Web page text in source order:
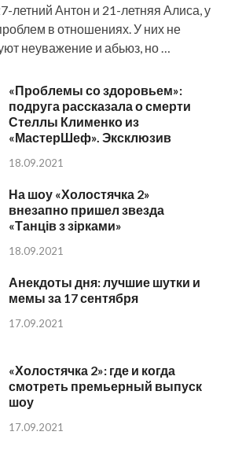
летний Антон и 21-летняя Алиса, у
в отношениях. У них не
неуважение и абьюз, но …
«Проблемы со здоровьем»:
подруга рассказала о смерти
Стеллы Клименко из
«МастерШеф». Эксклюзив
18.09.2021
На шоу «Холостячка 2»
внезапно пришел звезда
«Танців з зірками»
18.09.2021
Анекдоты дня: лучшие шутки и
мемы за 17 сентября
17.09.2021
«Холостячка 2»: где и когда
смотреть премьерный выпуск
шоу
17.09.2021